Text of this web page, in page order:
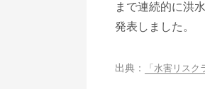
まで連続的に洪
発表しました。
「水害リス